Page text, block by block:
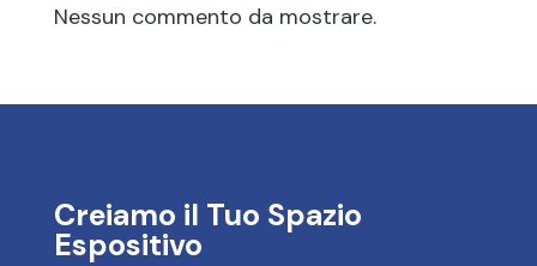
Nessun commento da mostrare.
Creiamo il Tuo Spazio
Espositivo